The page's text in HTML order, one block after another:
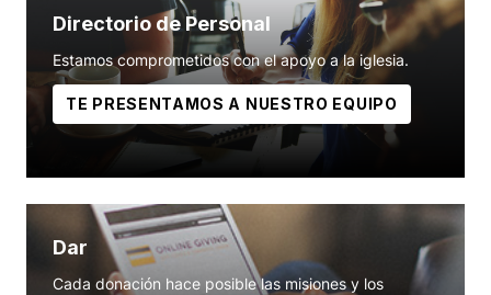
Directorio de Personal
Estamos comprometidos con el apoyo a la iglesia.
TE PRESENTAMOS A NUESTRO EQUIPO
Dar
Cada donación hace posible las misiones y los